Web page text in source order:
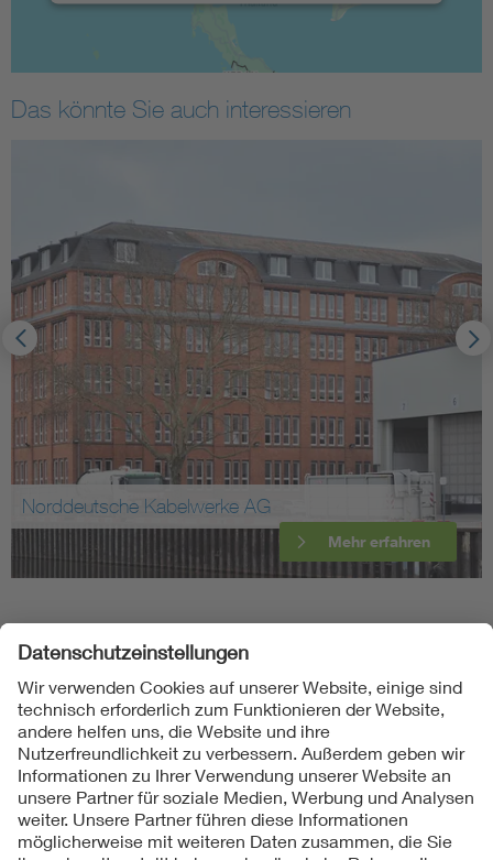
Das könnte Sie auch interessieren
Norddeutsche Kabelwerke AG
Mehr erfahren
Folgen Sie uns